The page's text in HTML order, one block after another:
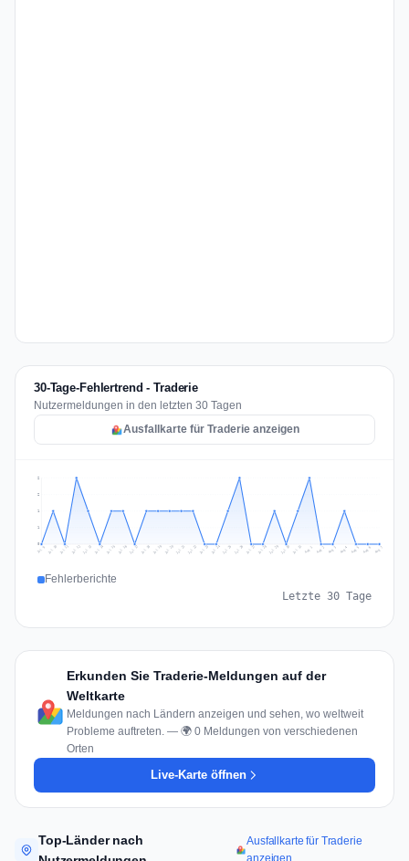
30-Tage-Fehlertrend - Traderie
Nutzermeldungen in den letzten 30 Tagen
Ausfallkarte für Traderie anzeigen
1
1
2
2
Jul 9 Jul 10 Jul 11 Jul 12 Jul 13 Jul 14 Jul 15 Jul 16 Jul 17 Jul 18 Jul 19 Jul 20 Jul 21 Jul 22 Jul 23 Jul 24 Jul 25 Jul 26 Jul 27 Jul 28 Jul 29 Jul 30 Jul 31 Aug 1 Aug 2 Aug 3 Aug 4 Aug 5 Aug 6 Aug 7
Fehlerberichte
Letzte 30 Tage
Erkunden Sie Traderie-Meldungen auf der
Weltkarte
Meldungen nach Ländern anzeigen und sehen, wo weltweit
Probleme auftreten. — 🌍 0 Meldungen von verschiedenen
Orten
Live-Karte öffnen
Top-Länder nach
Ausfallkarte für Traderie